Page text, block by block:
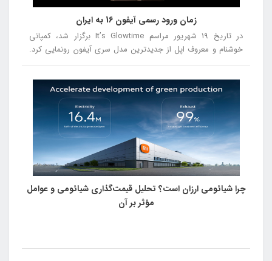
زمان ورود رسمی آیفون 16 به ایران
در تاریخ ۱۹ شهریور مراسم It’s Glowtime برگزار شد، کمپانی
خوشنام و معروف اپل از جدیدترین مدل سری آیفون رونمایی کرد.
در این مراسم از آیفون ۱۶، آیفون ۱۶ پلاس، آیفون ۱۶ پرو و آیفون ۱۶
چرا شیائومی ارزان است؟ تحلیل قیمت‌گذاری شیائومی و عوامل
مؤثر بر آن